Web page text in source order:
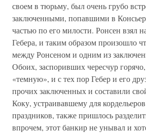
своем в тюрьму, был очень грубо
заключенными, попавшими в
частью по его милости. Ронсен взял
Гебера, и таким образом произошло
между Ронсеном и одним из
Обоих, заспоривших чересчур
«темную», и с тех пор Гебер и его
прочих заключенных и составили
Коку, устраивавшему для
праздников, также пришлось
впрочем, этот банкир не унывал и